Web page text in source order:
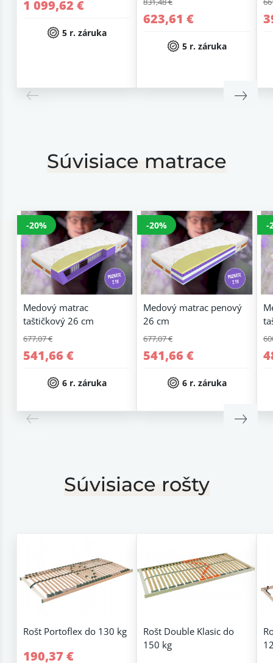
1 099,62 €
5 r. záruka
623,61 €
5 r. záruka
Súvisiace matrace
-20%
Medový matrac
taštičkový 26 cm
677,07 €
541,66 €
6 r. záruka
-20%
Medový matrac penový
26 cm
677,07 €
541,66 €
6 r. záruka
-
Súvisiace rošty
Rošt Portoflex do 130 kg
190,37 €
Rošt Double Klasic do
150 kg